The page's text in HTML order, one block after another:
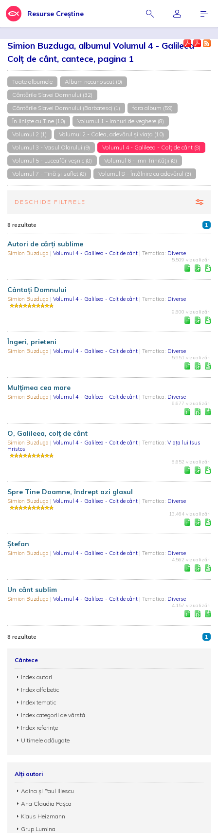
Resurse Creștine
Simion Buzduga, albumul Volumul 4 - Galileea -
Colț de cânt, cantece, pagina 1
Toate albumele
Album necunoscut (9)
Cântările Slavei Domnului (32)
Cântările Slavei Domnului (Barbatesc) (1)
fara album (59)
În liniște cu Tine (10)
Volumul 1 - Imnuri de veghere (8)
Volumul 2 (1)
Volumul 2 - Calea, adevărul şi viaţa (10)
Volumul 3 - Vasul Olarului (9)
Volumul 4 - Galileea - Colț de cânt (8)
Volumul 5 - Luceafăr veșnic (8)
Volumul 6 - Imn Trinității (8)
Volumul 7 - Tină şi suflet (8)
Volumul 8 - Întâlnire cu adevărul (3)
DESCHIDE FILTRELE
8 rezultate 1
Autori de cărţi sublime
Simion Buzduga | Volumul 4 - Galileea - Colț de cânt | Tematica: Diverse
5.509 vizualizări
Cântați Domnului
Simion Buzduga | Volumul 4 - Galileea - Colț de cânt | Tematica: Diverse
9.800 vizualizări
Îngeri, prieteni
Simion Buzduga | Volumul 4 - Galileea - Colț de cânt | Tematica: Diverse
5.951 vizualizări
Mulțimea cea mare
Simion Buzduga | Volumul 4 - Galileea - Colț de cânt | Tematica: Diverse
6.677 vizualizări
O, Galileea, colţ de cânt
Simion Buzduga | Volumul 4 - Galileea - Colț de cânt | Tematica: Viaţa lui Isus
Hristos
8.652 vizualizări
Spre Tine Doamne, îndrept azi glasul
Simion Buzduga | Volumul 4 - Galileea - Colț de cânt | Tematica: Diverse
13.464 vizualizări
Ștefan
Simion Buzduga | Volumul 4 - Galileea - Colț de cânt | Tematica: Diverse
4.562 vizualizări
Un cânt sublim
Simion Buzduga | Volumul 4 - Galileea - Colț de cânt | Tematica: Diverse
4.157 vizualizări
8 rezultate 1
Cântece
Index autori
Index alfabetic
Index tematic
Index categorii de vârstă
Index referințe
Ultimele adăugate
Alți autori
Adina și Paul Iliescu
Ana Claudia Pașca
Klaus Heizmann
Grup Lumina